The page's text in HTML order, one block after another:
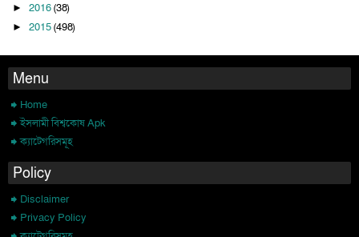
► 2016(38)
► 2015(498)
Menu
Home
ইসলামী বিশ্বকোষ Apk
ক্যাটেগরিসমূহ
Policy
Disclaimer
Privacy Policy